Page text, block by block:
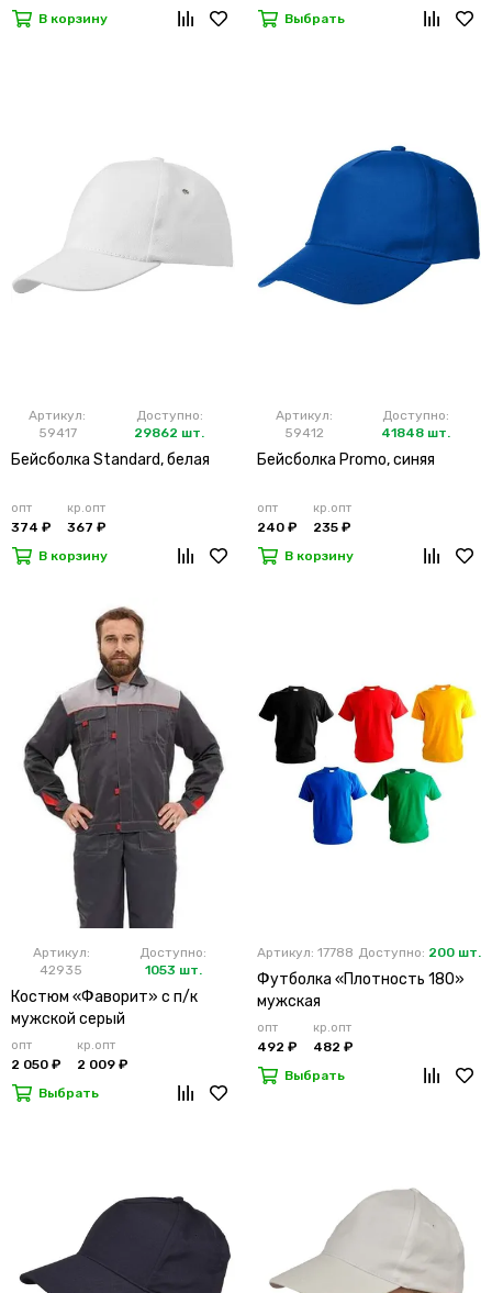
В корзину
Выбрать
Артикул:
59417
Доступно:
29862 шт.
Бейсболка Standard, белая
опт
374 ₽
кр.опт
367 ₽
В корзину
Артикул:
59412
Доступно:
41848 шт.
Бейсболка Promo, синяя
опт
240 ₽
кр.опт
235 ₽
В корзину
Артикул:
42935
Доступно:
1053 шт.
Костюм «Фаворит» с п/к
мужской серый
опт
2 050 ₽
кр.опт
2 009 ₽
Выбрать
Артикул: 17788 Доступно: 200 шт.
Футболка «Плотность 180»
мужская
опт
492 ₽
кр.опт
482 ₽
Выбрать